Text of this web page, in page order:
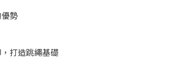
勢
打造跳繩基礎